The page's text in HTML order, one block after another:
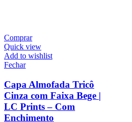
Comprar
Quick view
Add to wishlist
Fechar
Capa Almofada Tricô
Cinza com Faixa Bege |
LC Prints – Com
Enchimento